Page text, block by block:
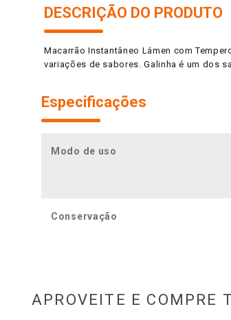
DESCRIÇÃO DO PRODUTO
Macarrão Instantâneo Lámen com
variações de sabores. Galinha é um dos
Especificações
Modo de uso
Conservação
APROVEITE E COMPRE